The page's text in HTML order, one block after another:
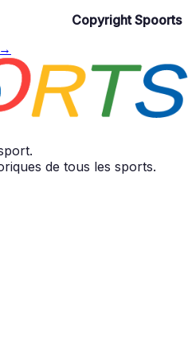
Copyright Spoorts
de tous les sports.